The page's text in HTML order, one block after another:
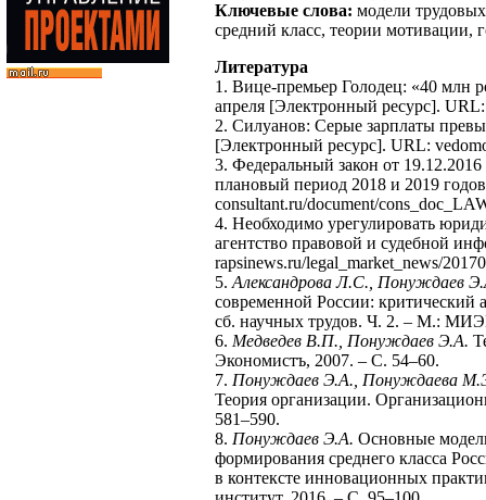
Ключевые слова: модели
средний класс, теории мотивации,
Литература
1. Вице-премьер Голодец: «40 млн
апреля [Электронный ресурс].
2. Силуанов: Серые зарплаты
[Электронный ресурс]. URL:
3. Федеральный закон от
плановый период 2018 и 2019
consultant.ru/document/
4. Необходимо урегулировать
агентство правовой и судебной
rapsinews.ru/legal_market_news/
5.Александрова Л.С., Понуждаев
современной России:
сб. научных трудов. Ч. 2. – М.:
6. Медведев В.П., Понуждаев Э.А.
Экономистъ, 2007. – С. 54–60.
7. Понуждаев Э.А., Понуждаева
Теория организации.
581–590.
8. Понуждаев Э.А. Основные
формирования среднего класса
в контексте инновационных